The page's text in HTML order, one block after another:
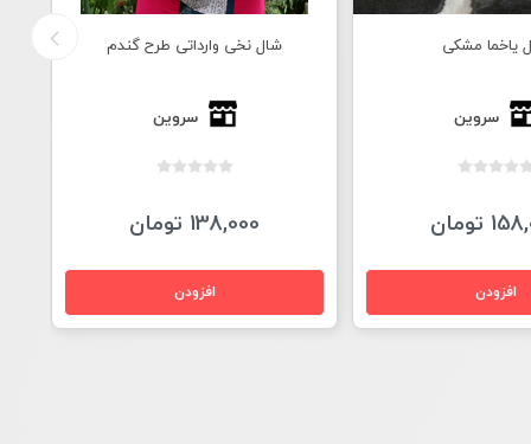
یاخما مشکی
سروین
تومان
شال نخی وارداتی طرح گندم
سروین
138,000 تومان